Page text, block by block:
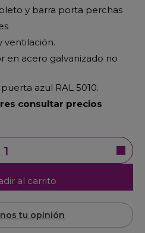
y barra porta perchas
ventilación.
en acero galvanizado no
azul RAL 5010.
consultar precios
al carrito
tu opinión